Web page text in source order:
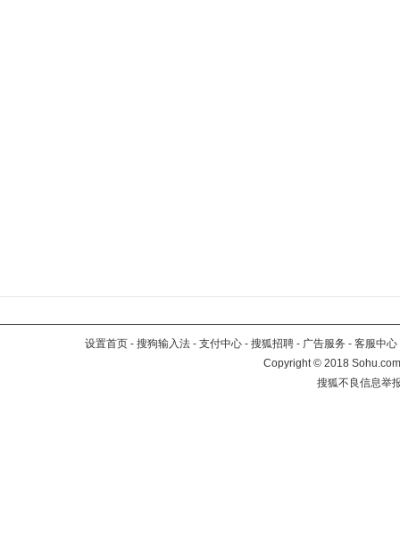
设置首页 - 搜狗输入法 - 支付中心 - 搜狐招聘 - 广告服务 - 客服中心
Copyright©2018
搜狐不良信息举